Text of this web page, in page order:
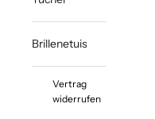
Brillenetuis
Vertrag
widerrufen